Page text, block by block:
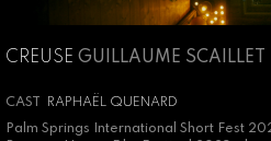
CREUSE GUILLAUME SCAILLET
CAST
RAPHAËL QUENARD
Palm Springs International Short Fest